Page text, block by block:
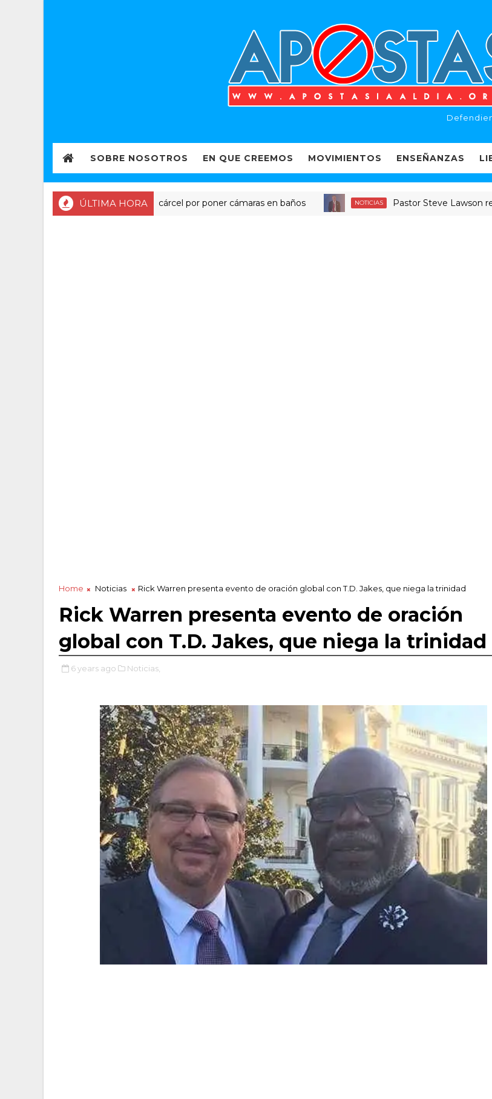
SOBRE NOSOTROS EN QUE CREEMOS MOVIMIENTOS ENSEÑANZAS
ÚLTIMA HORA
APOSTASIA Pastor en cárcel por poner cámaras en baños NOTICIAS Pastor Steve Lawson
Home Noticias Rick Warren presenta evento de oración global con T.D. Jakes, que niega la trinidad
Rick Warren presenta evento de oración
global con T.D. Jakes, que niega la trinidad
6 years ago Noticias,